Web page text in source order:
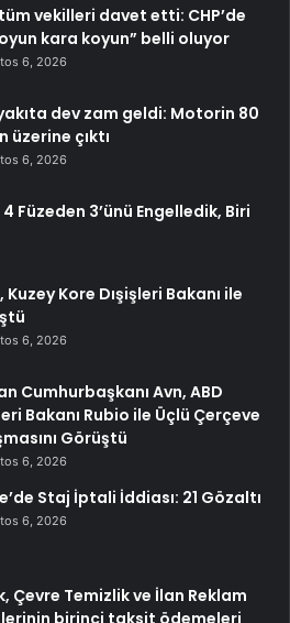
vekilleri davet etti: CHP’de
kara koyun” belli oluyor
6, 2026
dev zam geldi: Motorin 80
üzerine çıktı
6, 2026
4 Füzeden 3’ünü Engelledik, Biri
Kuzey Kore Dışişleri Bakanı ile
6, 2026
Cumhurbaşkanı Avn, ABD
Bakanı Rubio ile Üçlü Çerçeve
Görüştü
6, 2026
Staj İptali İddiası: 21 Gözaltı
6, 2026
Çevre Temizlik ve İlan Reklam